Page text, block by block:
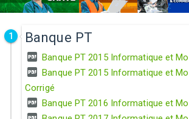
1 Banque PT
Banque PT 2015 Informatique et
Banque PT 2015 Informatique et
Corrigé
Banque PT 2016 Informatique et